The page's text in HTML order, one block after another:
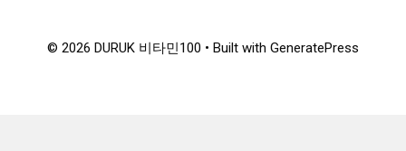
© 2026 DURUK 비타민100 • Built with GeneratePress